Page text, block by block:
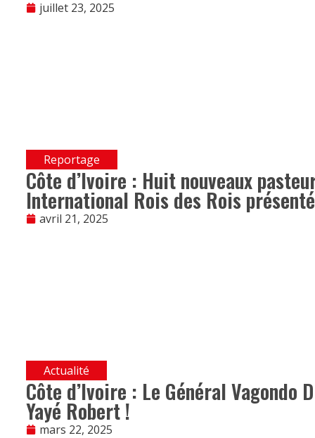
juillet 23, 2025
Reportage
Côte d’Ivoire : Huit nouveaux
International Rois des Rois
avril 21, 2025
Actualité
Côte d’Ivoire : Le Général Vagondo
Yayé Robert !
mars 22, 2025